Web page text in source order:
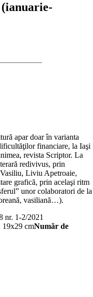
apar doar în varianta
financiare, la Iaşi
revista Scriptor. La
redivivus, prin
Liviu Apetroaie,
grafică, prin acelaşi ritm
unor colaboratori de la
vasiliană…).
nr. 1-2/2021
19x29 cmNumăr de